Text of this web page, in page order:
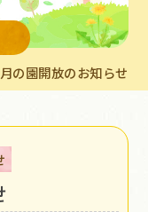
の園開放のお知らせ